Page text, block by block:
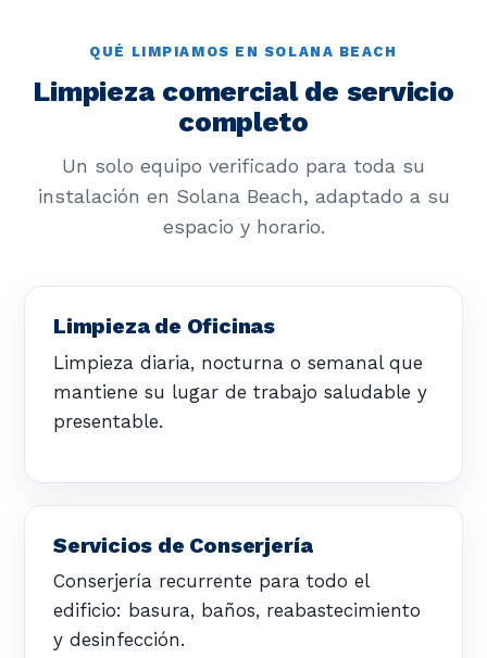
QUÉ LIMPIAMOS EN SOLANA BEACH
Limpieza comercial de servicio
completo
Un solo equipo verificado para toda su
instalación en Solana Beach, adaptado a su
espacio y horario.
Limpieza de Oficinas
Limpieza diaria, nocturna o semanal que
mantiene su lugar de trabajo saludable y
presentable.
Servicios de Conserjería
Conserjería recurrente para todo el
edificio: basura, baños, reabastecimiento
y desinfección.